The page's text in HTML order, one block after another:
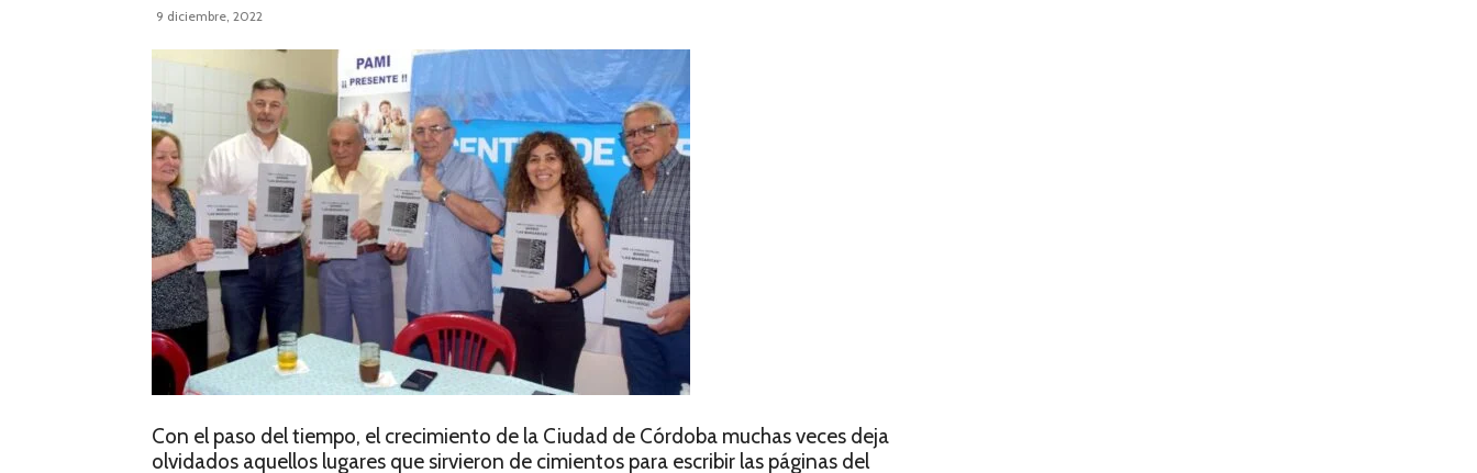
9 diciembre, 2022
Con el paso del tiempo, el crecimiento de la Ciudad de Córdoba muchas veces deja
olvidados aquellos lugares que sirvieron de cimientos para escribir las páginas del